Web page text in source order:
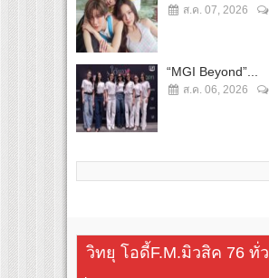
ส.ค. 07, 2026
“MGI Beyond”...
ส.ค. 06, 2026
วิทยุ โอดี้F.M.มิวสิค 76 ทั่ว